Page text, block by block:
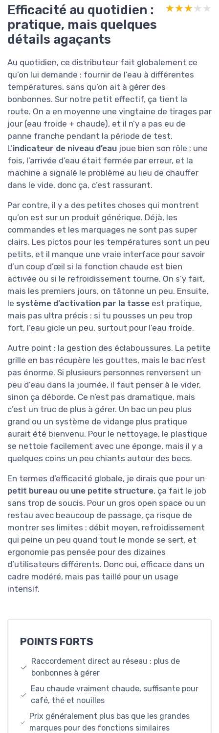
Efficacité au quotidien :
pratique, mais quelques
détails agaçants
★★★★★
★★★★★
Au quotidien, ce distributeur fait globalement ce
qu’on lui demande : fournir de l’eau à différentes
températures, sans qu’on ait à gérer des
bonbonnes. Sur notre petit effectif, ça tient la
route. On a en moyenne une vingtaine de tirages par
jour (eau froide + chaude), et il n’y a pas eu de
panne franche pendant la période de test.
L’indicateur de niveau d’eau joue bien son rôle : une
fois, l’arrivée d’eau était fermée par erreur, et la
machine a signalé le problème au lieu de chauffer
dans le vide, donc ça, c’est rassurant.
Par contre, il y a des petites choses qui montrent
qu’on est sur un produit générique. Déjà, les
commandes et les marquages ne sont pas super
clairs. Les pictos pour les températures sont un peu
petits, et il manque une vraie interface pour savoir
d’un coup d’œil si la fonction chaude est bien
activée ou si le refroidissement tourne. On s’y fait,
mais les premiers jours, on tâtonne un peu. Ensuite,
le système d’activation par la tasse est pratique,
mais pas ultra précis : si tu pousses un peu trop
fort, l’eau gicle un peu, surtout pour l’eau froide.
Autre point : la gestion des éclaboussures. La petite
grille en bas récupère les gouttes, mais le bac n’est
pas énorme. Si plusieurs personnes renversent un
peu d’eau dans la journée, il faut penser à le vider,
sinon ça déborde. Ce n’est pas dramatique, mais
c’est un truc de plus à gérer. Un bac un peu plus
grand ou un système de vidange plus pratique
aurait été bienvenu. Pour le nettoyage, le plastique
se nettoie facilement avec une éponge, mais il y a
quelques coins un peu chiants autour des becs.
En termes d’efficacité globale, je dirais que pour un
petit bureau ou une petite structure, ça fait le job
sans trop de soucis. Pour un gros open space ou un
restau avec beaucoup de passage, ça risque de
montrer ses limites : débit moyen, refroidissement
qui peine un peu quand tout le monde se sert, et
ergonomie pas pensée pour des dizaines
d’utilisateurs différents. Donc oui, efficace dans un
cadre modéré, mais pas taillé pour un usage
intensif.
POINTS FORTS
Raccordement direct au réseau : plus de
bonbonnes à gérer
Eau chaude vraiment chaude, suffisante pour
café, thé et nouilles
Prix généralement plus bas que les grandes
marques pour des fonctions similaires